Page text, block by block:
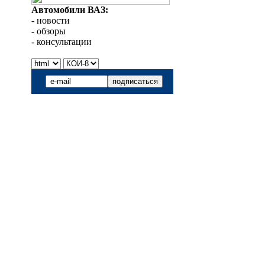
Автомобили ВАЗ:
- новости
- обзоры
- консультации